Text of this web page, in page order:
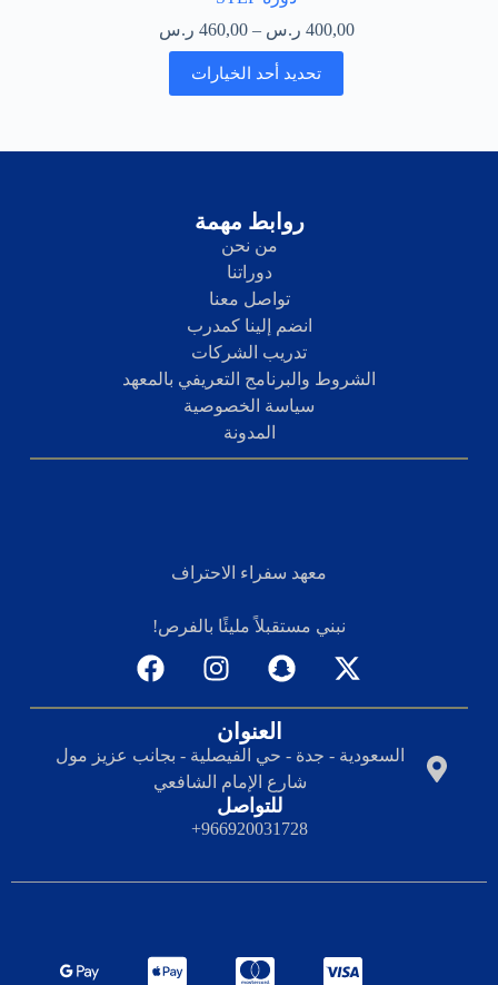
400,00 ر.س –
460,00 ر.س
تحديد أحد الخيارات
روابط مهمة
من نحن
دوراتنا
تواصل معنا
انضم إلينا كمدرب
تدريب الشركات
الشروط والبرنامج التعريفي بالمعهد
سياسة الخصوصية
المدونة
معهد سفراء الاحتراف
نبني مستقبلاً مليئًا بالفرص!
العنوان
السعودية - جدة - حي الفيصلية - بجانب عزيز مول
شارع الإمام الشافعي
للتواصل
966920031728+